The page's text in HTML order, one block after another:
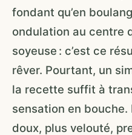
fondant qu’en
ondulation au centre
soyeuse : c’est ce
rêver. Pourtant, un
la recette suffit à
sensation en
doux, plus velouté,